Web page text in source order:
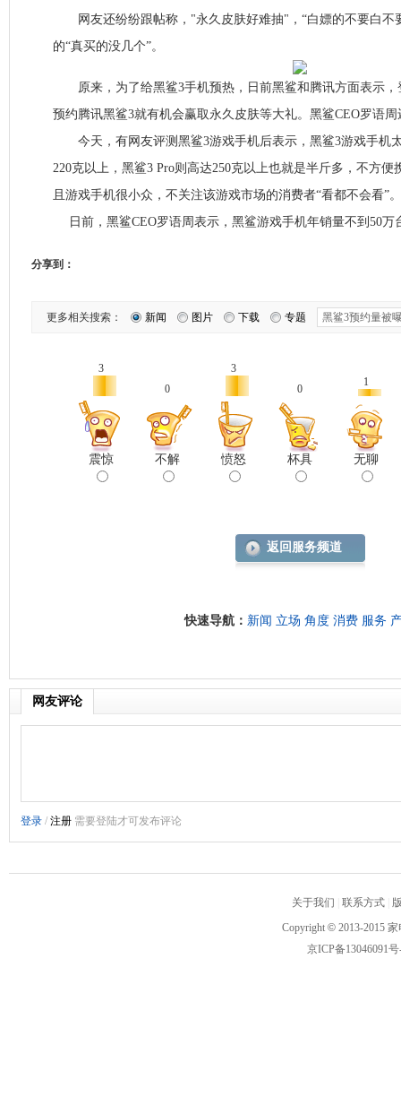
网友还纷纷跟帖称，"永久皮肤好难抽"，“白嫖的不要白不
的“真买的没几个”。
原来，为了给黑鲨3手机预热，日前黑鲨和腾讯方面表示，
预约腾讯黑鲨3就有机会赢取永久皮肤等大礼。黑鲨CEO罗语
今天，有网友评测黑鲨3游戏手机后表示，黑鲨3游戏手机
220克以上，黑鲨3 Pro则高达250克以上也就是半斤多，不方
且游戏手机很小众，不关注该游戏市场的消费者“看都不会看”。
日前，黑鲨CEO罗语周表示，黑鲨游戏手机年销量不到50万
分享到：
更多相关搜索： 新闻 图片 下载 专题
3
震惊
0
不解
3
愤怒
0
杯具
1
无聊
返回服务频道
快速导航： 新闻 立场 角度 消费 服务
网友评论
关于我们 联系方式
Copyright © 2013-2015
京ICP备13046091号